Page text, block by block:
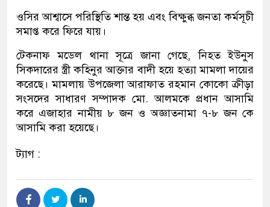
ওসির আশ্বাসে পরিস্থিতি শান্ত হয় এবং বিক্ষুব্ধ জনতা কর্মসূচী
সমাপ্ত করে ফিরে যায়।
টেকনাফ মডেল থানা সূত্রে জানা গেছে, নিহত ইউনুস
সিকদারের স্ত্রী কহিনুর আক্তার বাদী হয়ে হত্যা মামলা দায়ের
করেছে। মামলায় উপজেলা আরাফাত রহমান কোকো ক্রীড়া
সংসদের সাধারণ সম্পাদক মো. আলমকে প্রধান আসামি
করে এজাহার নামীয় ৮ জন ও অজ্ঞাতনামা ৭-৮ জন কে
আসামি করা হয়েছে।
ট্যাগ :